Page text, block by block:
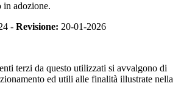
in adozione.
- Revisione: 20-01-2026
terzi da questo utilizzati si avvalgono di
ed utili alle finalità illustrate nella